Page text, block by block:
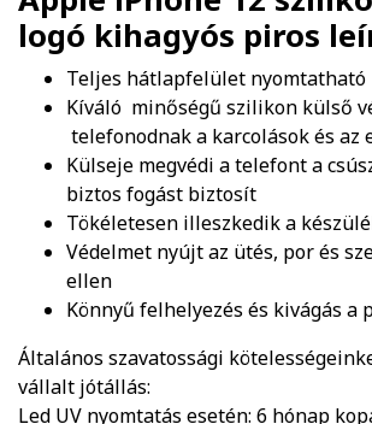
logó kihagyós piros
Teljes hátlapfelület nyomtatható
Kíváló minőségű szilikon külső
telefonodnak a karcolások és az
Külseje megvédi a telefont a
biztos fogást biztosít
Tökéletesen illeszkedik a
Védelmet nyújt az ütés, por és
ellen
Könnyű felhelyezés és kivágás a
Általános szavatossági
vállalt jótállás:
Led UV nyomtatás esetén: 6 hónap